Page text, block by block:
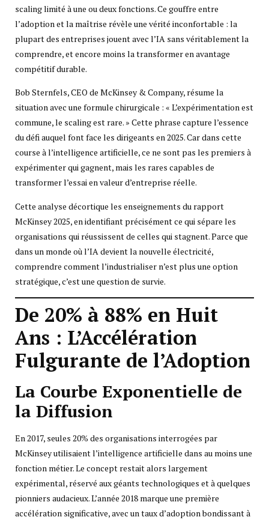
scaling limité à une ou deux fonctions. Ce gouffre entre
l’adoption et la maîtrise révèle une vérité inconfortable : la
plupart des entreprises jouent avec l’IA sans véritablement la
comprendre, et encore moins la transformer en avantage
compétitif durable.
Bob Sternfels, CEO de McKinsey & Company, résume la
situation avec une formule chirurgicale : « L’expérimentation est
commune, le scaling est rare. » Cette phrase capture l’essence
du défi auquel font face les dirigeants en 2025. Car dans cette
course à l’intelligence artificielle, ce ne sont pas les premiers à
expérimenter qui gagnent, mais les rares capables de
transformer l’essai en valeur d’entreprise réelle.
Cette analyse décortique les enseignements du rapport
McKinsey 2025, en identifiant précisément ce qui sépare les
organisations qui réussissent de celles qui stagnent. Parce que
dans un monde où l’IA devient la nouvelle électricité,
comprendre comment l’industrialiser n’est plus une option
stratégique, c’est une question de survie.
De 20% à 88% en Huit
Ans : L’Accélération
Fulgurante de l’Adoption
La Courbe Exponentielle de
la Diffusion
En 2017, seules 20% des organisations interrogées par
McKinsey utilisaient l’intelligence artificielle dans au moins une
fonction métier. Le concept restait alors largement
expérimental, réservé aux géants technologiques et à quelques
pionniers audacieux. L’année 2018 marque une première
accélération significative, avec un taux d’adoption bondissant à